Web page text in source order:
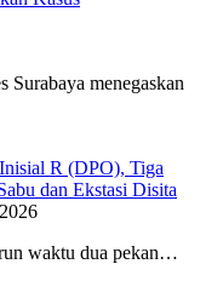
menegaskan
R (DPO), Tiga
dan Ekstasi Disita
waktu dua pekan…